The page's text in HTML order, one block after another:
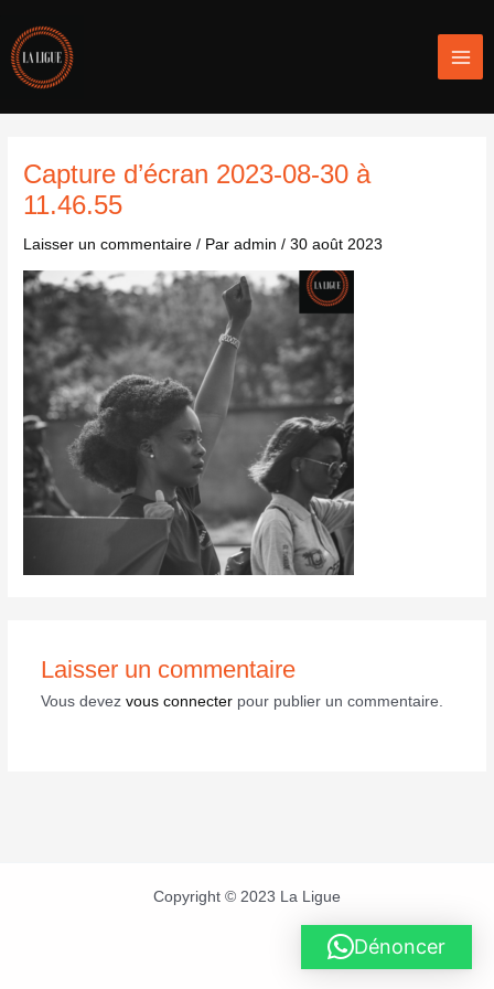
contenu
Capture d’écran 2023-08-30 à
11.46.55
Laisser un commentaire / Paradmin/30 août 2023
Laisser un commentaire
Vous devez vous connecterpour publier un commentaire.
Copyright © 2023 La Ligue
Dénoncer